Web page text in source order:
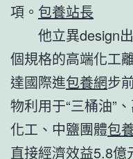
項。 包養站長
他立異design
個規格的高端化工
達國際進包養網步
物利用于“三桶油”
化工、中鹽團體包
直接經濟效益5.8億